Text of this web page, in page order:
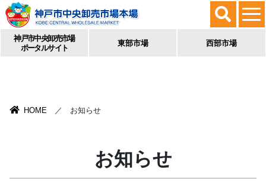
神戸市中央卸売市場
ポータルサイト
東部市場 西部市場
HOME ／ お知らせ
お知らせ